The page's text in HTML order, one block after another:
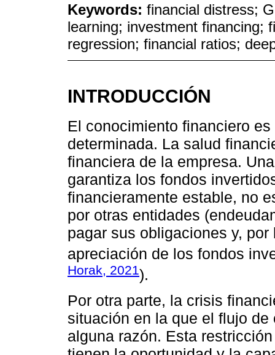
Keywords: financial distress;
learning; investment financing;
regression; financial ratios;
INTRODUCCIÓN
El conocimiento financiero
determinada. La salud
financiera de la empresa.
garantiza los fondos
financieramente estable, no
por otras entidades
pagar sus obligaciones y,
apreciación de los fondos
Horak, 2021).
Por otra parte, la crisis
situación en la que el flujo
alguna razón. Esta